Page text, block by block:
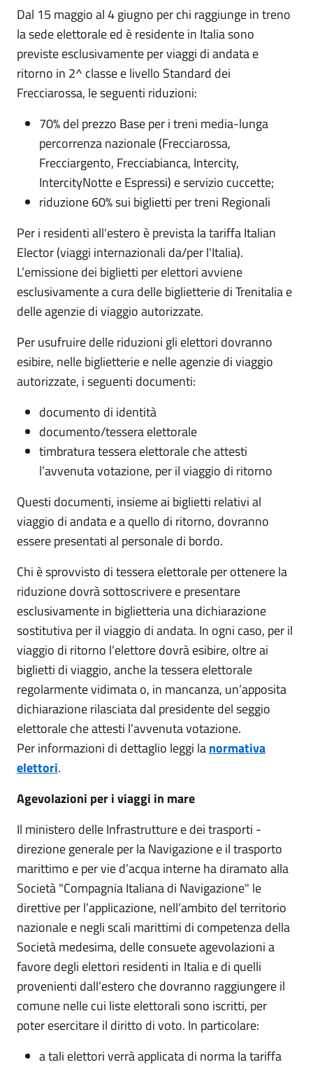
Dal 15 maggio al 4 giugno per chi raggiunge in treno
la sede elettorale ed è residente in Italia sono
previste esclusivamente per viaggi di andata e
ritorno in 2^ classe e livello Standard dei
Frecciarossa, le seguenti riduzioni:
70% del prezzo Base per i treni media-lunga
percorrenza nazionale (Frecciarossa,
Frecciargento, Frecciabianca, Intercity,
IntercityNotte e Espressi) e servizio cuccette;
riduzione 60% sui biglietti per treni Regionali
Per i residenti all'estero è prevista la tariffa Italian
Elector (viaggi internazionali da/per l'Italia).
L’emissione dei biglietti per elettori avviene
esclusivamente a cura delle biglietterie di Trenitalia e
delle agenzie di viaggio autorizzate.
Per usufruire delle riduzioni gli elettori dovranno
esibire, nelle biglietterie e nelle agenzie di viaggio
autorizzate, i seguenti documenti:
documento di identità
documento/tessera elettorale
timbratura tessera elettorale che attesti
l’avvenuta votazione, per il viaggio di ritorno
Questi documenti, insieme ai biglietti relativi al
viaggio di andata e a quello di ritorno, dovranno
essere presentati al personale di bordo.
Chi è sprovvisto di tessera elettorale per ottenere la
riduzione dovrà sottoscrivere e presentare
esclusivamente in biglietteria una dichiarazione
sostitutiva per il viaggio di andata. In ogni caso, per il
viaggio di ritorno l’elettore dovrà esibire, oltre ai
biglietti di viaggio, anche la tessera elettorale
regolarmente vidimata o, in mancanza, un’apposita
dichiarazione rilasciata dal presidente del seggio
elettorale che attesti l’avvenuta votazione.
Per informazioni di dettaglio leggi lanormativa
elettori.
Agevolazioni per i viaggi in mare
Il ministero delle Infrastrutture e dei trasporti -
direzione generale per la Navigazione e il trasporto
marittimo e per vie d’acqua interne ha diramato alla
Società "Compagnia Italiana di Navigazione" le
direttive per l’applicazione, nell’ambito del territorio
nazionale e negli scali marittimi di competenza della
Società medesima, delle consuete agevolazioni a
favore degli elettori residenti in Italia e di quelli
provenienti dall’estero che dovranno raggiungere il
comune nelle cui liste elettorali sono iscritti, per
poter esercitare il diritto di voto. In particolare:
a tali elettori verrà applicata di norma la tariffa